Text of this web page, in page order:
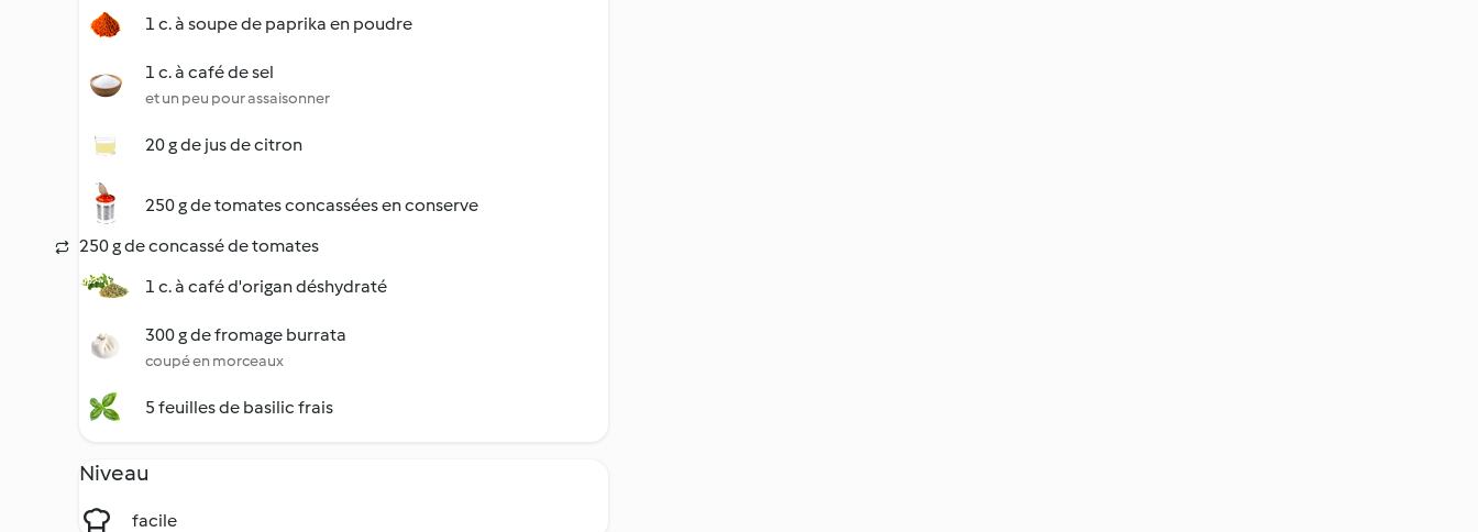
1 c. à soupe de paprika en poudre
1 c. à café de sel
et un peu pour assaisonner
20 g de jus de citron
250 g de tomates concassées en conserve
250 g de concassé de tomates
1 c. à café d'origan déshydraté
300 g de fromage burrata
coupé en morceaux
5 feuilles de basilic frais
Niveau
facile